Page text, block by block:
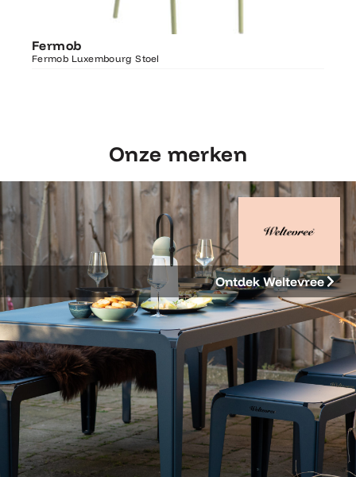
Fermob
Fermob Luxembourg Stoel
Ontdek Fermob
Luxembourg Stoel
Onze merken
Ontdek Weltevree